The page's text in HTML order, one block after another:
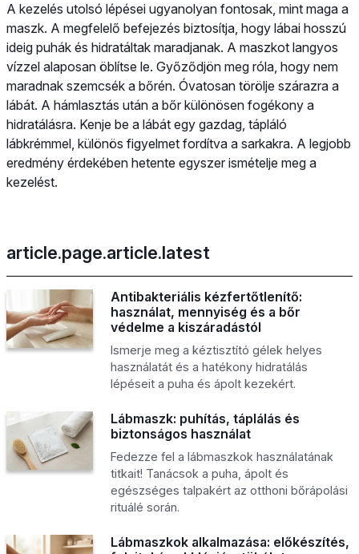
A kezelés utolsó lépései ugyanolyan fontosak, mint maga a
maszk. A megfelelő befejezés biztosítja, hogy lábai hosszú
ideig puhák és hidratáltak maradjanak. A maszkot langyos
vízzel alaposan öblítse le. Győződjön meg róla, hogy nem
maradnak szemcsék a bőrén. Óvatosan törölje szárazra a
lábát. A hámlasztás után a bőr különösen fogékony a
hidratálásra. Kenje be a lábát egy gazdag, tápláló
lábkrémmel, különös figyelmet fordítva a sarkakra. A legjobb
eredmény érdekében hetente egyszer ismételje meg a
kezelést.
article.page.article.latest
Antibakteriális kézfertőtlenítő:
használat, mennyiség és a bőr
védelme a kiszáradástól
Ismerje meg a kéztisztító gélek helyes
használatát és a hatékony hidratálás
lépéseit a puha és ápolt kezekért.
Lábmaszk: puhítás, táplálás és
biztonságos használat
Fedezze fel a lábmaszkok használatának
titkait! Tanácsok a puha, ápolt és
egészséges talpakért az otthoni bőrápolási
rituálé során.
Lábmaszkok alkalmazása: előkészítés,